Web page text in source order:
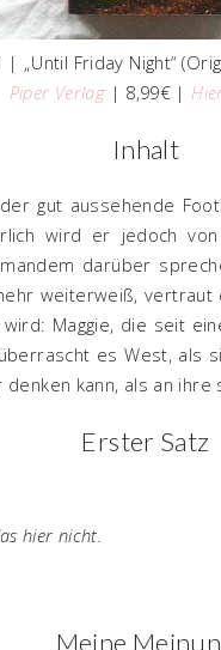
„Until Friday Night“
Piper Verlag | 8,99€ |
Inhalt
gut aussehende
wird er jedoch
darüber
weiterweiß,
Maggie, die seit
es West, als
kann, als an ihre
Erster Satz
hier nicht.
Meine